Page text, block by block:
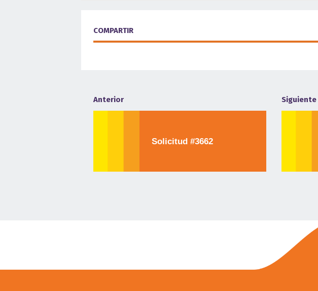
COMPARTIR
Anterior
Solicitud #3662
Siguiente